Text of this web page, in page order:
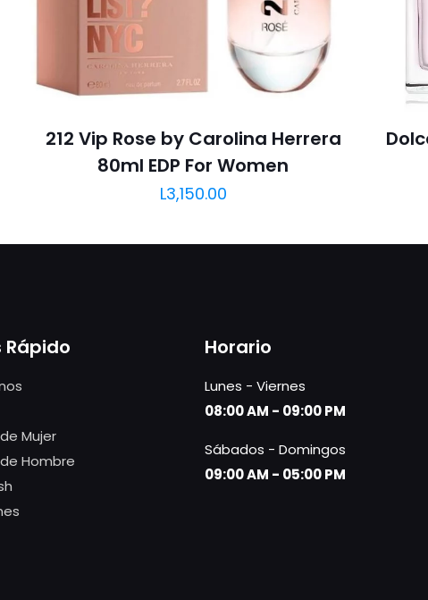
212 Vip Rose by Carolina Herrera
80ml EDP For Women
L3,150.00
Rápido
Mujer
Hombre
Horario
Lunes - Viernes
08:00 AM - 09:00 PM
Sábados - Domingos
09:00 AM - 05:00 PM